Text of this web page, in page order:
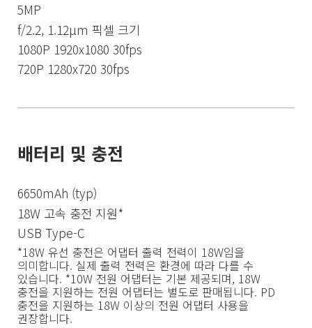
5MP
f/2.2, 1.12μm 픽셀 크기
1080P 1920x1080 30fps
720P 1280x720 30fps
18W 고속 충전 지원*
USB Type-C
*18W 유선 충전은 어댑터 출력 전력이 18W임을
의미합니다. 실제 출력 전력은 환경에 따라 다를 수
있습니다. *10W 전원 어댑터는 기본 제공되며, 18W
충전을 지원하는 전원 어댑터는 별도로 판매됩니다. PD
충전을 지원하는 18W 이상의 전원 어댑터 사용을
권장합니다.